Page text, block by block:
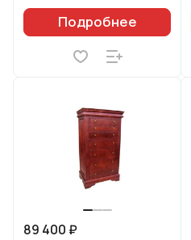
Подробнее
89 400 ₽